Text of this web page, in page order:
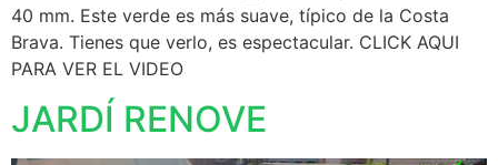
40 mm. Este verde es más suave, típico de la Costa
Brava. Tienes que verlo, es espectacular. CLICK AQUI
PARA VER EL VIDEO
JARDÍ RENOVE